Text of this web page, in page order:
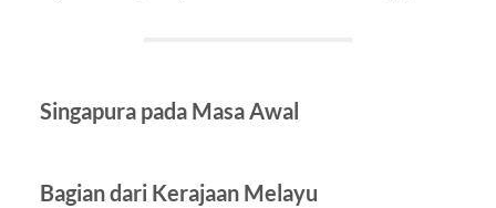
Singapura pada Masa Awal
Bagian dari Kerajaan Melayu